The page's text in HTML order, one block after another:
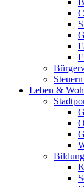
Leben &
Bildung